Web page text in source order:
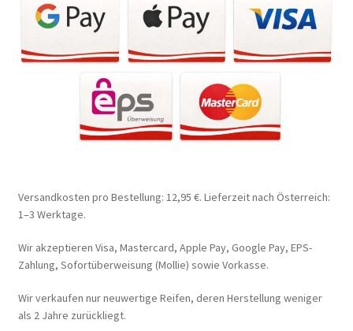
Versandkosten pro Bestellung: 12,95 €. Lieferzeit nach Österreich:
1–3 Werktage.
Wir akzeptieren Visa, Mastercard, Apple Pay, Google Pay, EPS-
Zahlung, Sofortüberweisung (Mollie) sowie Vorkasse.
Wir verkaufen nur neuwertige Reifen, deren Herstellung weniger
als 2 Jahre zurückliegt.